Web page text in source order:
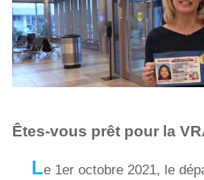
Êtes-vous prêt pour la
Le 1er octobre 2021, le